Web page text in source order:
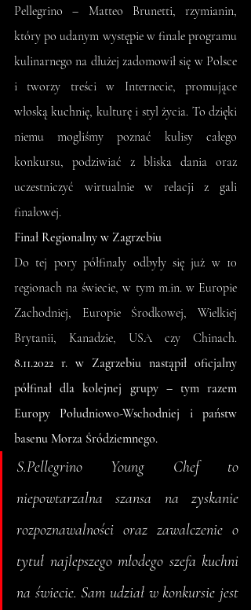
Pellegrino – Matteo Brunetti, rzymianin,
który po udanym występie w finale programu
kulinarnego na dłużej zadomowił się w Polsce
i tworzy treści w Internecie, promujące
włoską kuchnię, kulturę i styl życia. To dzięki
niemu mogliśmy poznać kulisy całego
konkursu, podziwiać z bliska dania oraz
uczestniczyć wirtualnie w relacji z gali
finałowej.
Finał Regionalny w Zagrzebiu
Do tej pory półfinały odbyły się już w 10
regionach na świecie, w tym m.in. w Europie
Zachodniej, Europie Środkowej, Wielkiej
8.11.2022 r. w Zagrzebiu nastąpił oficjalny
półfinał dla kolejnej grupy – tym razem
Europy Południowo-Wschodniej i państw
basenu Morza Śródziemnego.
S.Pellegrino Young Chef to
niepowtarzalna szansa na zyskanie
rozpoznawalności oraz zawalczenie o
tytuł najlepszego młodego szefa kuchni
na świecie. Sam udział w konkursie jest